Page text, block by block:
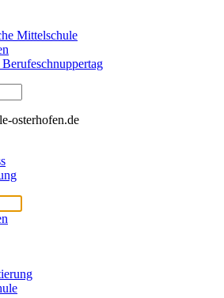
Mittelschule
osterhofen.de